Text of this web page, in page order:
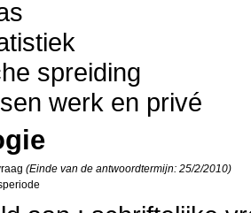
spreiding
werk en privé
(Einde van de antwoordtermijn: 25/2/2010)